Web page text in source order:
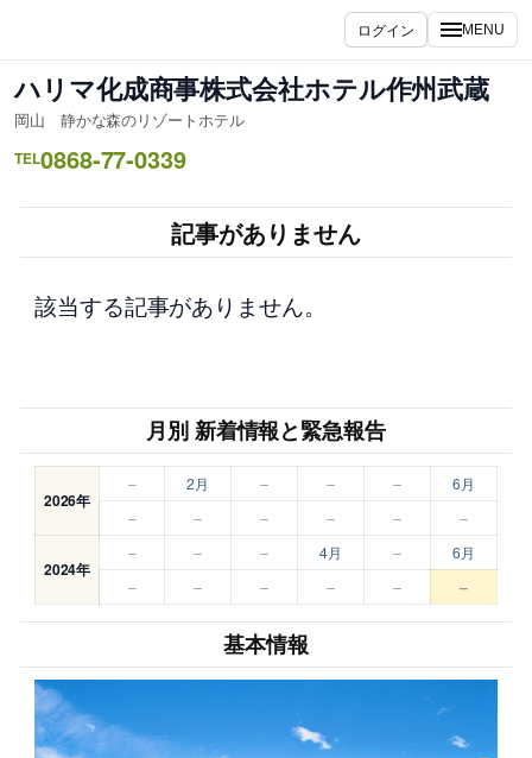
ス
キ
ッ
ログイン MENU
ハリマ化成商事株式会社ホテル作州武蔵
岡山 静かな森のリゾートホテル
TEL0868-77-0339
記事がありません
該当する記事がありません。
月別 新着情報と緊急報告
2026年
– 2月 – – –
6月
–
– – – – –
2024年
– – – 4月 –
6月
–
– – – – –
基本情報